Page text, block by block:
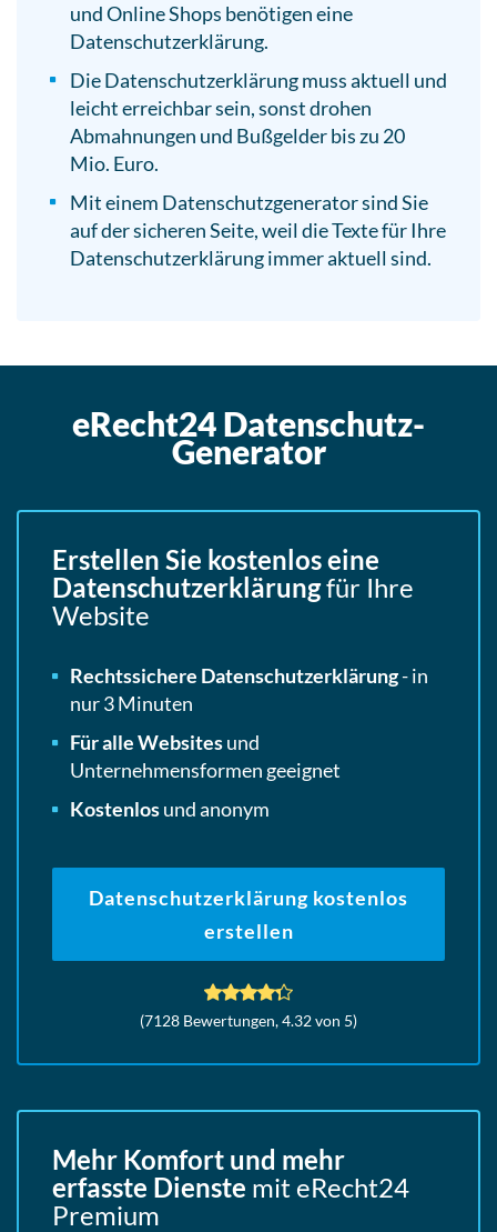
und Online Shops benötigen eine
Datenschutzerklärung.
Die Datenschutzerklärung muss aktuell und
leicht erreichbar sein, sonst drohen
Abmahnungen und Bußgelder bis zu 20
Mio. Euro.
Mit einem Datenschutzgenerator sind Sie
auf der sicheren Seite, weil die Texte für Ihre
Datenschutzerklärung immer aktuell sind.
eRecht24 Datenschutz-
Generator
Erstellen Sie kostenlos eine
Datenschutzerklärungfür Ihre
Website
Rechtssichere Datenschutzerklärung- in
nur 3 Minuten
Für alle Websitesund
Unternehmensformen geeignet
Kostenlosund anonym
Datenschutzerklärung kostenlos
erstellen
(7128 Bewertungen,4.32von 5)
Mehr Komfort und mehr
erfasste Dienste mit eRecht24
Premium